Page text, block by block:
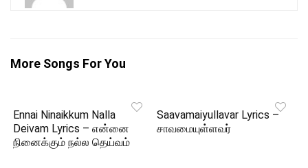
More Songs For You
Ennai Ninaikkum Nalla
Deivam Lyrics – என்னை
நினைக்கும் நல்ல தெய்வம்
Saavamaiyullavar Lyrics –
சாவமையுள்ளவர்